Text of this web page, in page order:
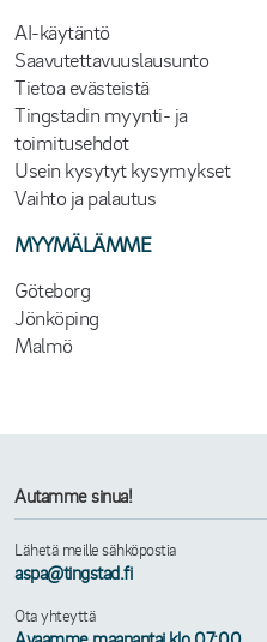
AI-käytäntö
Saavutettavuuslausunto
Tietoa evästeistä
Tingstadin myynti- ja
toimitusehdot
Usein kysytyt kysymykset
Vaihto ja palautus
MYYMÄLÄMME
Göteborg
Jönköping
Malmö
Autamme sinua!
Lähetä meille sähköpostia
aspa@tingstad.fi
Ota yhteyttä